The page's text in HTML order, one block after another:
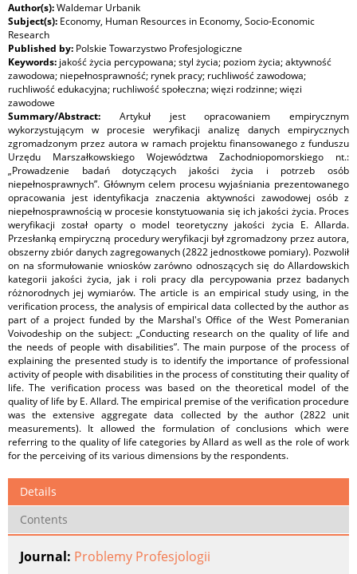
Author(s):Waldemar Urbanik
Subject(s): Economy, Human Resources in Economy, Socio-Economic
Research
Published by: Polskie Towarzystwo Profesjologiczne
Keywords: jakość życia percypowana; styl życia; poziom życia; aktywność
zawodowa; niepełnosprawność; rynek pracy; ruchliwość zawodowa;
ruchliwość edukacyjna; ruchliwość społeczna; więzi rodzinne; więzi
zawodowe
Summary/Abstract: Artykuł jest opracowaniem empirycznym
wykorzystującym w procesie weryfikacji analizę danych empirycznych
zgromadzonym przez autora w ramach projektu finansowanego z funduszu
Urzędu Marszałkowskiego Województwa Zachodniopomorskiego nt.:
„Prowadzenie badań dotyczących jakości życia i potrzeb osób
niepełnosprawnych”. Głównym celem procesu wyjaśniania prezentowanego
opracowania jest identyfikacja znaczenia aktywności zawodowej osób z
niepełnosprawnością w procesie konstytuowania się ich jakości życia. Proces
weryfikacji został oparty o model teoretyczny jakości życia E. Allarda.
Przesłanką empiryczną procedury weryfikacji był zgromadzony przez autora,
obszerny zbiór danych zagregowanych (2822 jednostkowe pomiary). Pozwolił
on na sformułowanie wniosków zarówno odnoszących się do Allardowskich
kategorii jakości życia, jak i roli pracy dla percypowania przez badanych
różnorodnych jej wymiarów. The article is an empirical study using, in the
verification process, the analysis of empirical data collected by the author as
part of a project funded by the Marshal's Office of the West Pomeranian
Voivodeship on the subject: „Conducting research on the quality of life and
the needs of people with disabilities”. The main purpose of the process of
explaining the presented study is to identify the importance of professional
activity of people with disabilities in the process of constituting their quality of
life. The verification process was based on the theoretical model of the
quality of life by E. Allard. The empirical premise of the verification procedure
was the extensive aggregate data collected by the author (2822 unit
measurements). It allowed the formulation of conclusions which were
referring to the quality of life categories by Allard as well as the role of work
for the perceiving of its various dimensions by the respondents.
Details
Contents
Journal: Problemy Profesjologii